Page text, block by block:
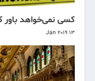
کسی نمی‌خواهد باور
13 Jan 2019